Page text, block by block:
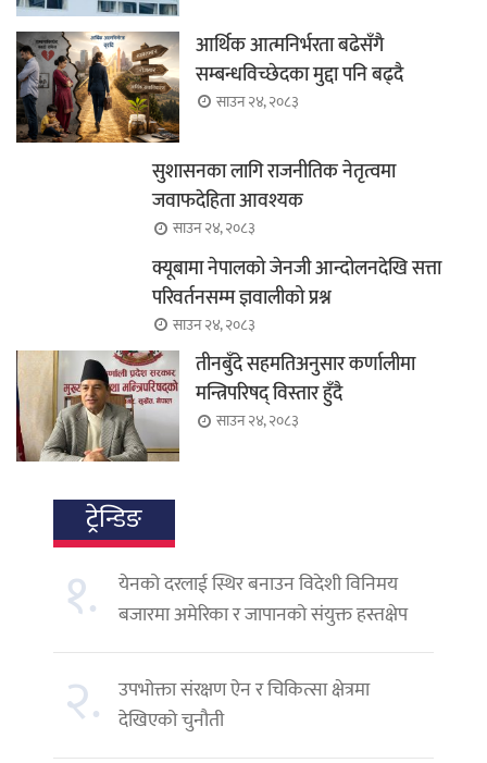
आर्थिक आत्मनिर्भरता बढेसँगै
सम्बन्धविच्छेदका मुद्दा पनि बढ्दै
साउन २४, २०८३
सुशासनका लागि राजनीतिक नेतृत्वमा
जवाफदेहिता आवश्यक
साउन २४, २०८३
क्यूबामा नेपालको जेनजी आन्दोलनदेखि सत्ता
परिवर्तनसम्म ज्ञवालीको प्रश्न
साउन २४, २०८३
तीनबुँदे सहमतिअनुसार कर्णालीमा
मन्त्रिपरिषद् विस्तार हुँदै
साउन २४, २०८३
ट्रेन्डिङ
१.
येनको दरलाई स्थिर बनाउन विदेशी विनिमय
बजारमा अमेरिका र जापानको संयुक्त हस्तक्षेप
२. उपभोक्ता संरक्षण ऐन र चिकित्सा क्षेत्रमा
देखिएको चुनौती